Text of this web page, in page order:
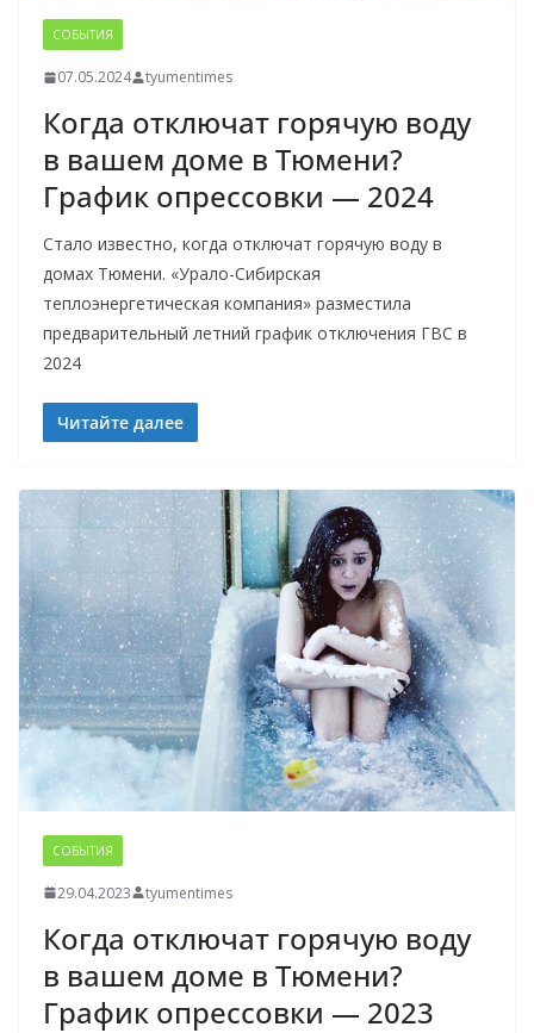
СОБЫТИЯ
07.05.2024 tyumentimes
Когда отключат горячую воду
в вашем доме в Тюмени?
График опрессовки — 2024
Стало известно, когда отключат горячую воду в
домах Тюмени. «Урало-Сибирская
теплоэнергетическая компания» разместила
предварительный летний график отключения ГВС в
2024
Читайте далее
СОБЫТИЯ
29.04.2023 tyumentimes
Когда отключат горячую воду
в вашем доме в Тюмени?
График опрессовки — 2023